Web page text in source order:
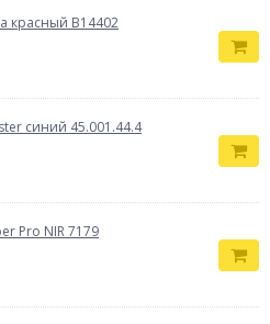
красный B14402
синий 45.001.44.4
Pro NIR 7179